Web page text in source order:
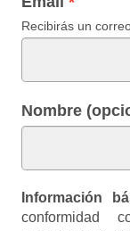
Recibirás un
Nombre
Información
conformidad